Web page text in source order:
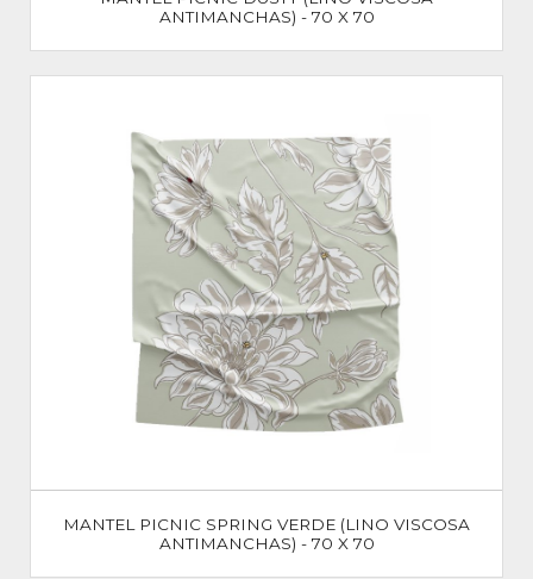
ANTIMANCHAS) - 70 X 70
MANTEL PICNIC SPRING VERDE (LINO VISCOSA
ANTIMANCHAS) - 70 X 70